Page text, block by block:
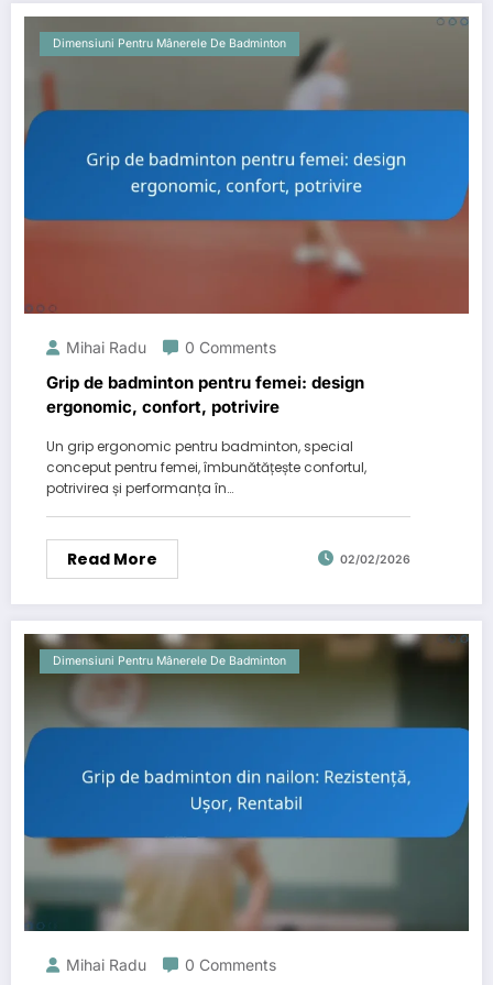
Dimensiuni Pentru Mânerele De Badminton
Mihai Radu 0 Comments
Grip de badminton pentru femei: design
ergonomic, confort, potrivire
Un grip ergonomic pentru badminton, special
conceput pentru femei, îmbunătățește confortul,
potrivirea și performanța în…
Read More 02/02/2026
Dimensiuni Pentru Mânerele De Badminton
Mihai Radu 0 Comments